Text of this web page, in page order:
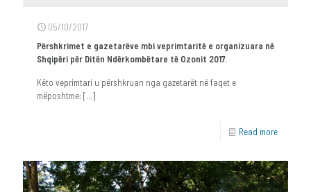
05/10/2017
Përshkrimet e gazetarëve mbi veprimtaritë e organizuara në
Shqipëri për Ditën Ndërkombëtare të Ozonit 2017.
Këto veprimtari u përshkruan nga gazetarët në faqet e
mëposhtme: […]
Read more